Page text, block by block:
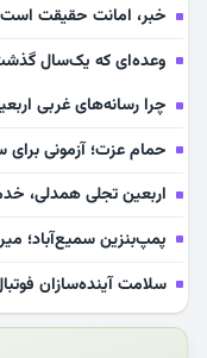
خبر، امانت حقیقت
وعده‌ای که یک‌سال
چرا رسانه‌های غربی
حمام عزت؛ آزمونی
اربعین تجلی همدلی،
پمپ‌بنزین سمیع‌آباد؛
سلامت آینده‌سازان
بازخوانی رسانه‌ای